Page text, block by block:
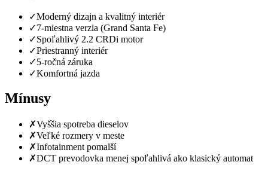
✓Moderný dizajn a kvalitný interiér
✓7-miestna verzia (Grand Santa Fe)
✓Spoľahlivý 2.2 CRDi motor
✓Priestranný interiér
✓5-ročná záruka
✓Komfortná jazda
Mínusy
✗Vyššia spotreba dieselov
✗Veľké rozmery v meste
✗Infotainment pomalší
✗DCT prevodovka menej spoľahlivá ako klasický automat